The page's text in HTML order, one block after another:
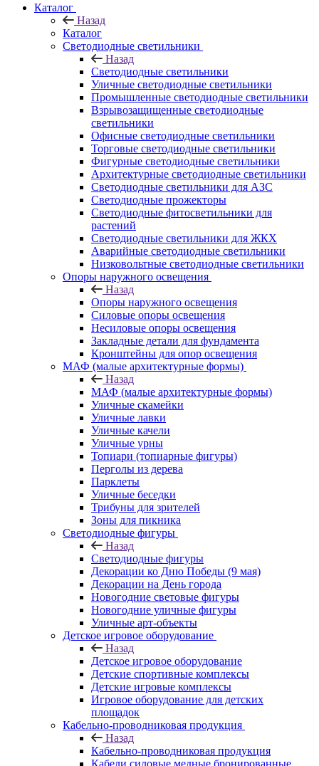
Каталог
Назад
Каталог
Светодиодные светильники
Назад
Светодиодные светильники
Уличные светодиодные светильники
Промышленные светодиодные светильники
Взрывозащищенные светодиодные
светильники
Офисные светодиодные светильники
Торговые светодиодные светильники
Фигурные светодиодные светильники
Архитектурные светодиодные светильники
Светодиодные светильники для АЗС
Светодиодные прожекторы
Светодиодные фитосветильники для
растений
Светодиодные светильники для ЖКХ
Аварийные светодиодные светильники
Низковольтные светодиодные светильники
Опоры наружного освещения
Назад
Опоры наружного освещения
Силовые опоры освещения
Несиловые опоры освещения
Закладные детали для фундамента
Кронштейны для опор освещения
МАФ (малые архитектурные формы)
Назад
МАФ (малые архитектурные формы)
Уличные скамейки
Уличные лавки
Уличные качели
Уличные урны
Топиари (топиарные фигуры)
Перголы из дерева
Парклеты
Уличные беседки
Трибуны для зрителей
Зоны для пикника
Светодиодные фигуры
Назад
Светодиодные фигуры
Декорации ко Дню Победы (9 мая)
Декорации на День города
Новогодние световые фигуры
Новогодние уличные фигуры
Уличные арт-объекты
Детское игровое оборудование
Назад
Детское игровое оборудование
Детские спортивные комплексы
Детские игровые комплексы
Игровое оборудование для детских
площадок
Кабельно-проводниковая продукция
Назад
Кабельно-проводниковая продукция
Кабели силовые медные бронированные